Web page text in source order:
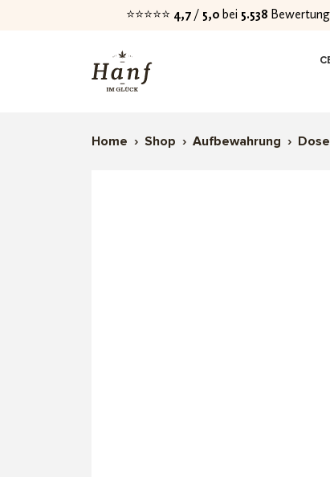
⭐⭐⭐⭐⭐ 4,7/ 5,0 bei 5.538
Zur
Navigation
Zum
Inhalt
Home › Shop › Aufbewahrung ›